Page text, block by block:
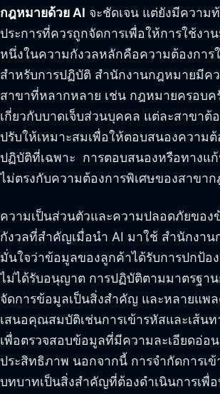
กฎหมายด้วย AI จะชัดเจน แต่ยังมีความ
ประการที่ควรถูกจัดการเพื่อให้การใช้งา
หนึ่งในความกังวลหลักคือความต้องการ
สำหรับการปฏิบัติ สำนักงานกฎหมายมีค
สาขาที่หลากหลาย เช่น กฎหมายครอบค
เกี่ยวกับบาดเจ็บส่วนบุคคล แต่ละสาขาต้
ปรับให้เหมาะสมเพื่อให้ตอบสนองความต้
ปฏิบัติที่เฉพาะ การตอบสนองหรือทางแ
ไม่ตรงกับความต้องการพิเศษของสาขา
ความเป็นส่วนตัวและความปลอดภัยของ
กังวลที่สำคัญเมื่อนำ AI มาใช้ สำนักงา
มั่นใจว่าข้อมูลของลูกค้าได้รับการปกป้อง
ไม่ได้รับอนุญาต การปฏิบัติตามมาตรฐา
จัดการข้อมูลเป็นสิ่งสำคัญ และหลายแพ
เสนอคุณสมบัติเช่นการเข้ารหัสและเส้นท
เพื่อตรวจสอบข้อมูลที่มีความละเอียดอ่อ
ประสิทธิภาพ นอกจากนี้ การจำกัดการเ
บทบาทเป็นสิ่งสำคัญที่ต้องดำเนินการเพื่